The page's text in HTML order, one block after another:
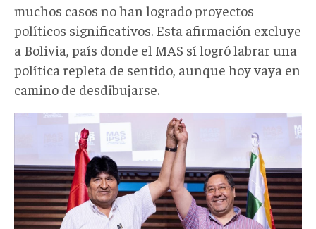
muchos casos no han logrado proyectos
políticos significativos. Esta afirmación excluye
a Bolivia, país donde el MAS sí logró labrar una
política repleta de sentido, aunque hoy vaya en
camino de desdibujarse.
Lucho
Evo.jpg